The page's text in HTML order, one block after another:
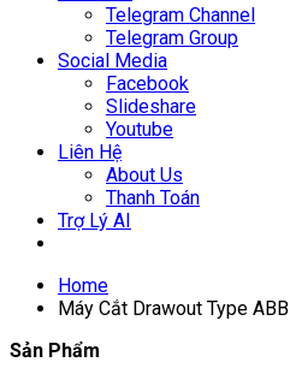
Telegram Channel
Telegram Group
Social Media
Facebook
Slideshare
Youtube
Liên Hệ
About Us
Thanh Toán
Trợ Lý AI
Home
Máy Cắt Drawout Type ABB
Sản Phẩm